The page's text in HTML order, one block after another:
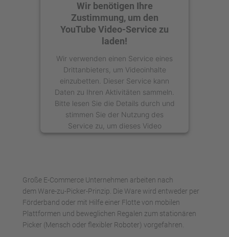
Wir benötigen Ihre
Zustimmung, um den
YouTube Video-Service zu
laden!
Wir verwenden einen Service eines
Drittanbieters, um Videoinhalte
einzubetten. Dieser Service kann
Daten zu Ihren Aktivitäten sammeln.
Bitte lesen Sie die Details durch und
stimmen Sie der Nutzung des
Service zu, um dieses Video
anzusehen.
Akzeptieren
powered by Usercentrics Consent
Management Platform
Große E-Commerce Unternehmen arbeiten nach
dem Ware-zu-Picker-Prinzip. Die Ware wird entweder per
Förderband oder mit Hilfe einer Flotte von mobilen
Plattformen und beweglichen Regalen zum stationären
Picker (Mensch oder flexibler Roboter) vorgefahren.